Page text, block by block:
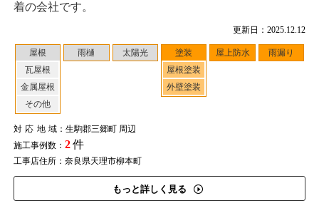
更新日：2025.12.12
屋根
瓦屋根
金属屋根
その他
雨樋 太陽光
塗装
屋根塗装
外壁塗装
屋上防水 雨漏り
対応地域：生駒郡三郷町 周辺
施工事例数： 2件
工事店住所：奈良県天理市柳本町
もっと詳しく見る
着の会社です。